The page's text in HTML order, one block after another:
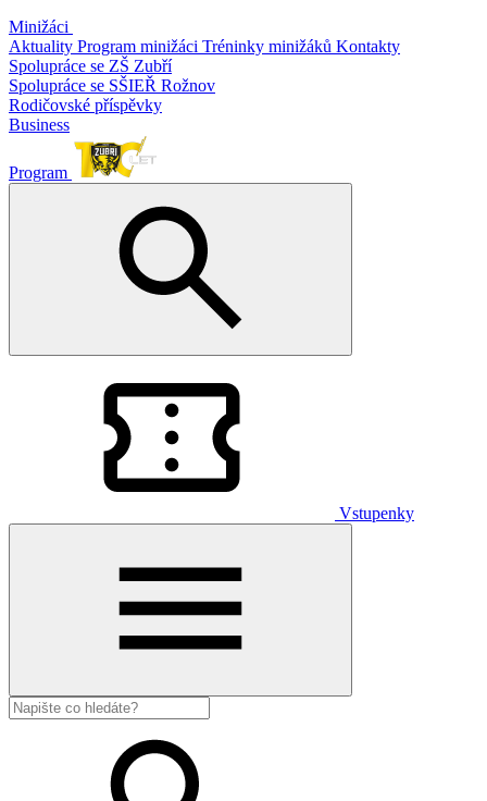
Minižáci
Aktuality Program minižáci Tréninky minižáků Kontakty
Spolupráce se ZŠ Zubří
Spolupráce se SŠIEŘ Rožnov
Rodičovské příspěvky
Business
Program
Vstupenky